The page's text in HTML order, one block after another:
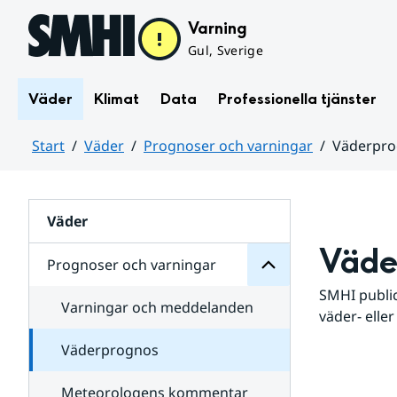
Hoppa till sidans innehåll Varning
Gul, Sverige
Väder Klimat Data Professionella tjänster
Start Väder Prognoser och varningar
Väder
Prognoser och varningar
för
varningar
Varningar och meddelanden
Väderprognos
Meteorologens kommentar
SMHI
väder-